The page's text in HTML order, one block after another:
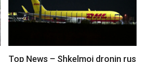
Top News – Shkelmoi dronin rus